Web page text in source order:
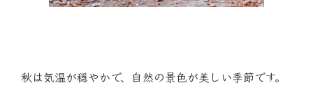
秋は気温が穏やかで、自然の景色が美しい季節です。